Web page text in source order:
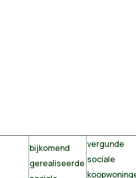
bijkomend
gerealiseerde
vergunde
sociale